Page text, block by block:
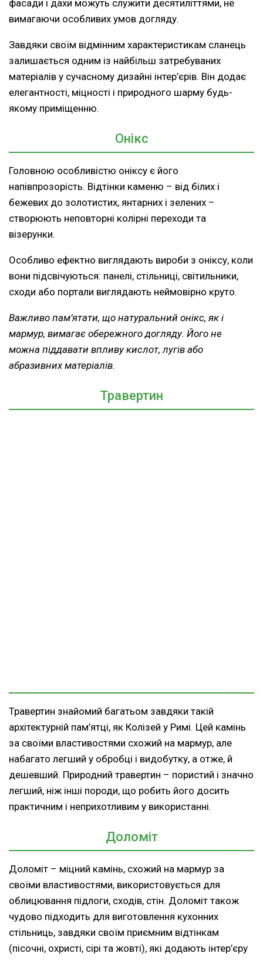
фасади і дахи можуть служити десятиліттями, не
вимагаючи особливих умов догляду.
Завдяки своїм відмінним характеристикам сланець
залишається одним із найбільш затребуваних
матеріалів у сучасному дизайні інтер’єрів. Він додає
елегантності, міцності і природного шарму будь-
якому приміщенню.
Онікс
Головною особливістю оніксу є його
напівпрозорість. Відтінки каменю – від білих і
бежевих до золотистих, янтарних і зелених –
створюють неповторні колірні переходи та
візерунки.
Особливо ефектно виглядають вироби з оніксу, коли
вони підсвічуються: панелі, стільниці, світильники,
сходи або портали виглядають неймовірно круто.
Важливо пам’ятати, що натуральний онікс, як і
мармур, вимагає обережного догляду. Його не
можна піддавати впливу кислот, лугів або
абразивних матеріалів.
Травертин
Травертин знайомий багатьом завдяки такій
архітектурній пам’ятці, як Колізей у Римі. Цей камінь
за своїми властивостями схожий на мармур, але
набагато легший у обробці і видобутку, а отже, й
дешевший. Природний травертин – пористий і значно
легший, ніж інші породи, що робить його досить
практичним і неприхотливим у використанні.
Доломіт
Доломіт – міцний камінь, схожий на мармур за
своїми властивостями, використовується для
облицювання підлоги, сходів, стін. Доломіт також
чудово підходить для виготовлення кухонних
стільниць, завдяки своїм приємним відтінкам
(пісочні, охристі, сірі та жовті), які додають інтер’єру